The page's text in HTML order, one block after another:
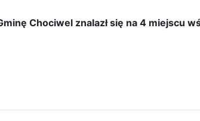
Chociwel znalazł się na 4 miejscu